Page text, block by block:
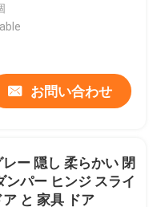
お問い合わせ
ー 隠し 柔らかい 閉
ンパー ヒンジ スライ
と 家具 ドア